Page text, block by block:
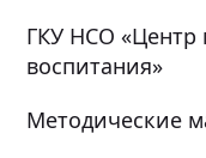
ГКУ НСО «Центр
воспитания»
Методические